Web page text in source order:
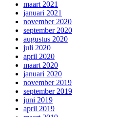
maart 2021
januari 2021
november 2020
september 2020
augustus 2020
juli 2020
april 2020
maart 2020
januari 2020
november 2019
september 2019
juni 2019
april 2019